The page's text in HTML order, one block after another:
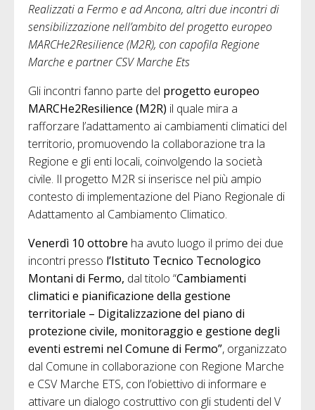
Realizzati a Fermo e ad Ancona, altri due incontri di
sensibilizzazione nell’ambito del progetto europeo
MARCHe2Resilience (M2R), con capofila Regione
Marche e partner CSV Marche Ets
Gli incontri fanno parte del progetto europeo
MARCHe2Resilience (M2R) il quale mira a
rafforzare l’adattamento ai cambiamenti climatici del
territorio, promuovendo la collaborazione tra la
Regione e gli enti locali, coinvolgendo la società
civile. Il progetto M2R si inserisce nel più ampio
contesto di implementazione del Piano Regionale di
Adattamento al Cambiamento Climatico.
Venerdì 10 ottobre ha avuto luogo il primo dei due
incontri presso l’Istituto Tecnico Tecnologico
Montani di Fermo, dal titolo “Cambiamenti
climatici e pianificazione della gestione
territoriale – Digitalizzazione del piano di
protezione civile, monitoraggio e gestione degli
eventi estremi nel Comune di Fermo”, organizzato
dal Comune in collaborazione con Regione Marche
e CSV Marche ETS, con l’obiettivo di informare e
attivare un dialogo costruttivo con gli studenti del V